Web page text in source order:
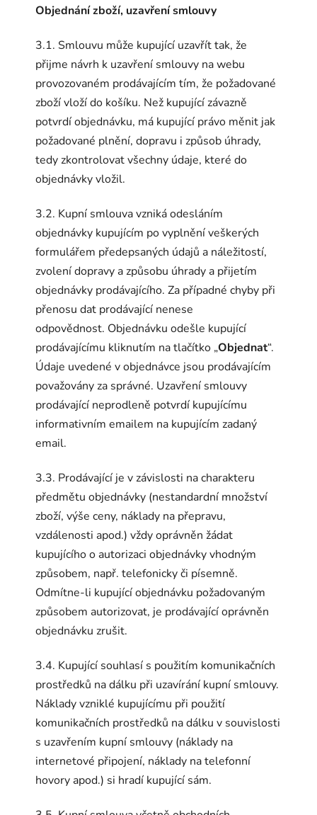
Objednání zboží, uzavření smlouvy
3.1. Smlouvu může kupující uzavřít tak, že
přijme návrh k uzavření smlouvy na webu
provozovaném prodávajícím tím, že požadované
zboží vloží do košíku. Než kupující závazně
potvrdí objednávku, má kupující právo měnit jak
požadované plnění, dopravu i způsob úhrady,
tedy zkontrolovat všechny údaje, které do
objednávky vložil.
3.2. Kupní smlouva vzniká odesláním
objednávky kupujícím po vyplnění veškerých
formulářem předepsaných údajů a náležitostí,
zvolení dopravy a způsobu úhrady a přijetím
objednávky prodávajícího. Za případné chyby při
přenosu dat prodávající nenese
odpovědnost. Objednávku odešle kupující
prodávajícímu kliknutím na tlačítko „Objednat“.
Údaje uvedené v objednávce jsou prodávajícím
považovány za správné. Uzavření smlouvy
prodávající neprodleně potvrdí kupujícímu
informativním emailem na kupujícím zadaný
email.
3.3. Prodávající je v závislosti na charakteru
předmětu objednávky (nestandardní množství
zboží, výše ceny, náklady na přepravu,
vzdálenosti apod.) vždy oprávněn žádat
kupujícího o autorizaci objednávky vhodným
způsobem, např. telefonicky či písemně.
Odmítne-li kupující objednávku požadovaným
způsobem autorizovat, je prodávající oprávněn
objednávku zrušit.
3.4. Kupující souhlasí s použitím komunikačních
prostředků na dálku při uzavírání kupní smlouvy.
Náklady vzniklé kupujícímu při použití
komunikačních prostředků na dálku v souvislosti
s uzavřením kupní smlouvy (náklady na
internetové připojení, náklady na telefonní
hovory apod.) si hradí kupující sám.